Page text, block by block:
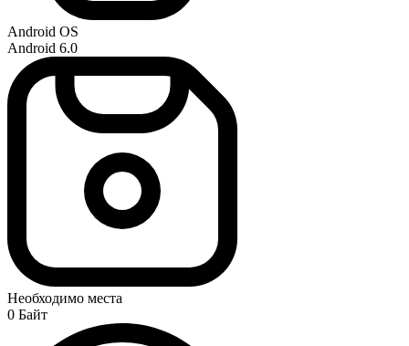
Android OS
Android 6.0
Необходимо места
0 Байт